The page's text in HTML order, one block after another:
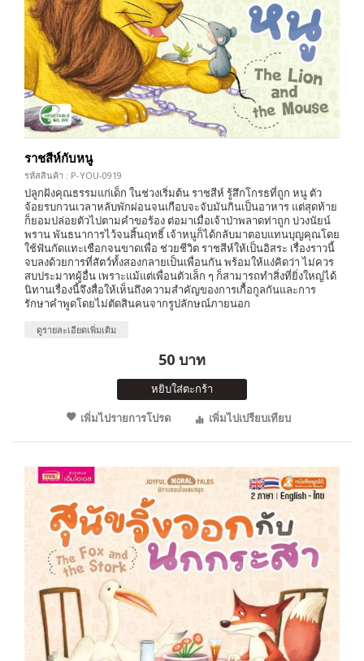
ราชสีห์กับหนู
รหัสสินค้า : P-YOU-0919
ปลูกฝังคุณธรรมแก่เด็ก ในช่วงเริ่มต้น ราชสีห์ รู้สึกโกรธที่ถูก หนู ตัว
จ้อยรบกวนเวลาหลับพักผ่อนจนเกือบจะจับมันกินเป็นอาหาร แต่สุดท้าย
ก็ยอมปล่อยตัวไปตามคำขอร้อง ต่อมาเมื่อเจ้าป่าพลาดท่าถูก บ่วงนัยน์
พราน พันธนาการไว้จนสิ้นฤทธิ์ เจ้าหนูก็ได้กลับมาตอบแทนบุญคุณโดย
ใช้ฟันกัดแทะเชือกจนขาดเพื่อ ช่วยชีวิต ราชสีห์ให้เป็นอิสระ เรื่องราวนี้
จบลงด้วยการที่สัตว์ทั้งสองกลายเป็นเพื่อนกัน พร้อมให้แง่คิดว่า ไม่ควร
สบประมาทผู้อื่น เพราะแม้แต่เพื่อนตัวเล็ก ๆ ก็สามารถทำสิ่งที่ยิ่งใหญ่ได้
นิทานเรื่องนี้จึงสื่อให้เห็นถึงความสำคัญของการเกื้อกูลกันและการ
รักษาคำพูดโดยไม่ตัดสินคนจากรูปลักษณ์ภายนอก
ดูรายละเอียดเพิ่มเติม
50 บาท
หยิบใส่ตะกร้า
เพิ่มไปรายการโปรด
เพิ่มไปเปรียบเทียบ